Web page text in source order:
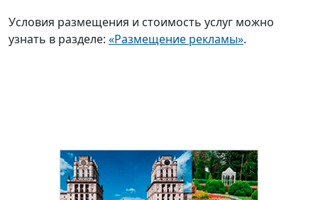
Условия размещения и стоимость услуг можно
узнать в разделе: «Размещение рекламы».